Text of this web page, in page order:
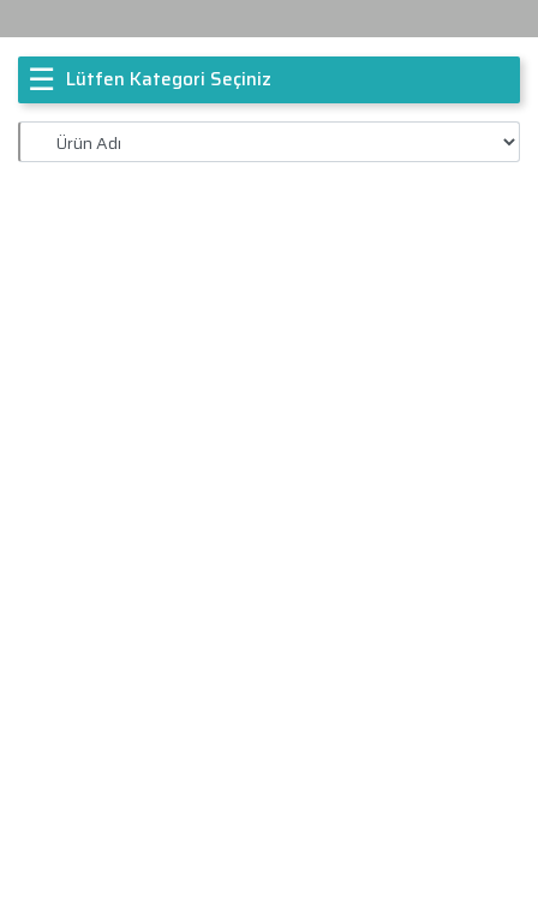
☰ Lütfen Kategori Seçiniz